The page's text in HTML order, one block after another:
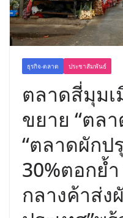
ธุรกิจ-ตลาด ประชาสัมพันธ์
ตลาดสี่มุมเ
ขยาย “ตล
“ตลาดผักป
30%ตอกย้
กลางค้าส่ง